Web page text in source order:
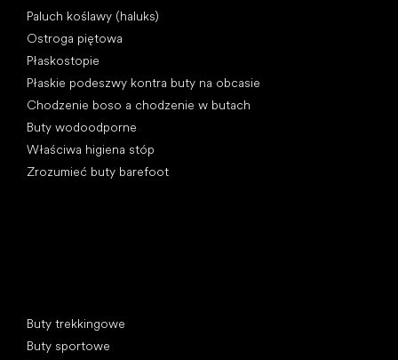
Paluch koślawy (haluks)
Ostroga piętowa
Płaskostopie
Płaskie podeszwy kontra buty na obcasie
Chodzenie boso a chodzenie w butach
Buty wodoodporne
Właściwa higiena stóp
Zrozumieć buty barefoot
Buty trekkingowe
Buty sportowe